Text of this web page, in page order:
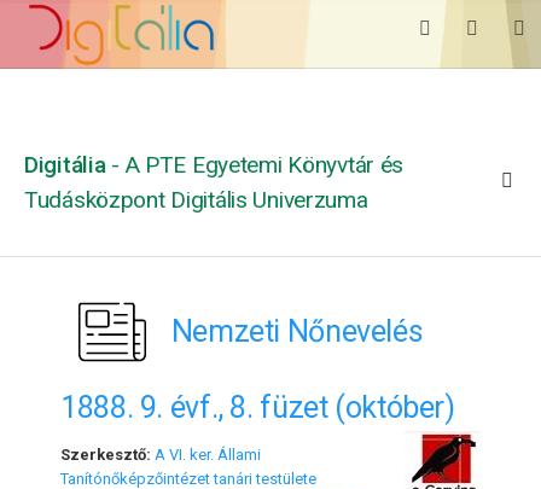
Digitália - A PTE Egyetemi Könyvtár és
Tudásközpont Digitális Univerzuma
Nemzeti Nőnevelés
1888. 9. évf., 8. füzet (október)
Szerkesztő: A VI. ker. Állami
Tanítónőképzőintézet tanári testülete